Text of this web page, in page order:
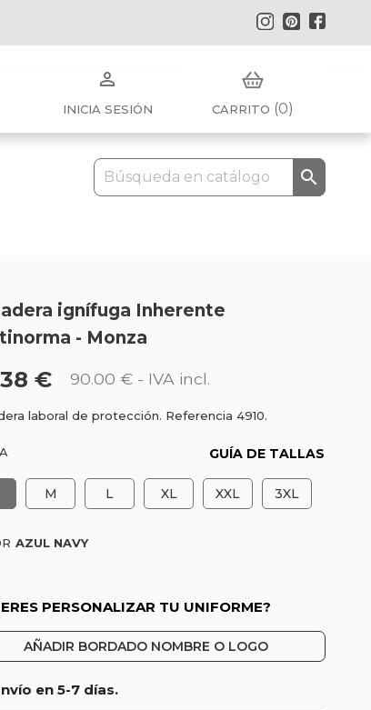
Pinterest
Instagram

INICIA SESIÓN CARRITO (0)

ignífuga Inherente
- Monza
€ 90.00 € - IVA incl.
laboral de protección. Referencia 4910.
GUÍA DE TALLAS
M L XL XXL 3XL
PERSONALIZAR TU UNIFORME?
AÑADIR BORDADO NOMBRE O LOGO
en 5-7 días.